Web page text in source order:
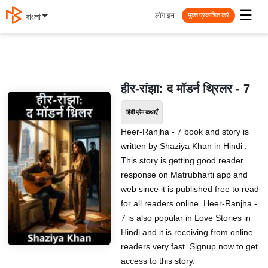
বাংলা ☰
लॉग इन मुक्त प्रकाशित करें
हीर-रांझा: द मॉडर्न थ्रिलर - 7
हिंदी प्रेम कथाएँ
Heer-Ranjha - 7 book and story is
written by Shaziya Khan in Hindi .
This story is getting good reader
response on Matrubharti app and
web since it is published free to read
for all readers online. Heer-Ranjha -
7 is also popular in Love Stories in
Hindi and it is receiving from online
readers very fast. Signup now to get
access to this story.